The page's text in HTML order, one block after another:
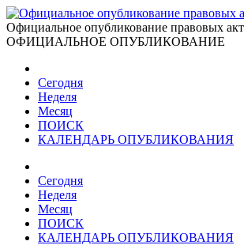
Официальное опубликование правовых
ОФИЦИАЛЬНОЕ ОПУБЛИКОВАНИЕ
Сегодня
Неделя
Месяц
ПОИСК
КАЛЕНДАРЬ ОПУБЛИКОВАНИЯ
Сегодня
Неделя
Месяц
ПОИСК
КАЛЕНДАРЬ ОПУБЛИКОВАНИЯ